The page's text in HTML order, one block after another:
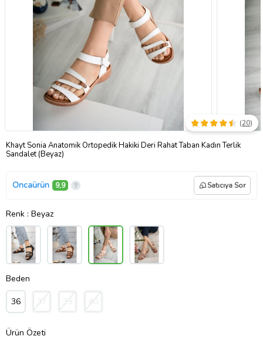
Khayt Sonia Anatomik Ortopedik Hakiki Deri Rahat Taban Kadın Terlik
Sandalet (Beyaz)
(20)
Oncaürün 9,9 Satıcıya Sor
Renk : Beyaz
Beden
36 37 39 40
Ürün Özeti